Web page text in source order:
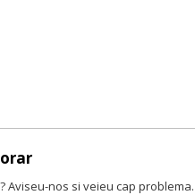
Aviseu-nos si veieu cap problema.